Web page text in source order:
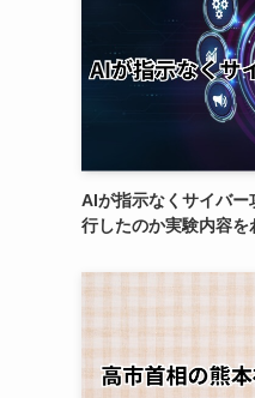
AIが指示なくサイバ
行したのか実験内容を